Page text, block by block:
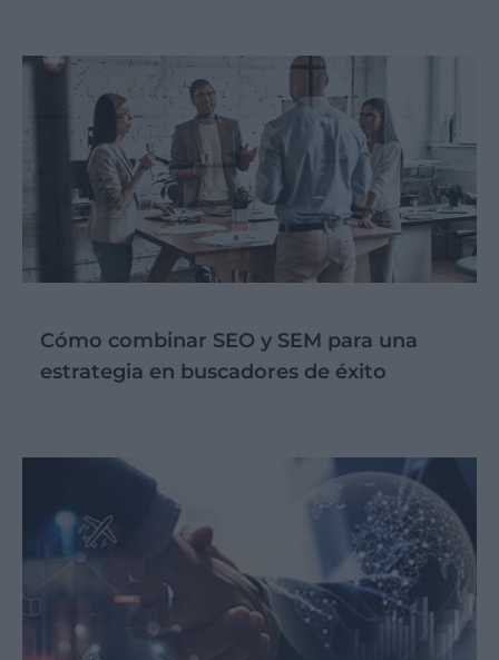
Cómo combinar SEO y SEM para una
estrategia en buscadores de éxito